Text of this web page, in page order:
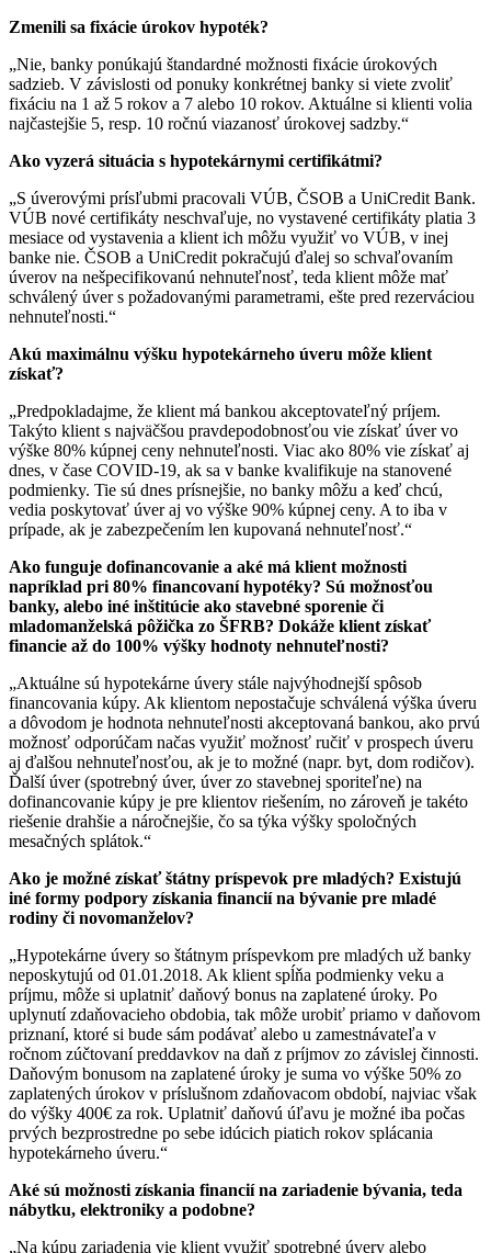
Zmenili sa fixácie úrokov hypoték?
„Nie, banky ponúkajú štandardné možnosti fixácie úrokových
sadzieb. V závislosti od ponuky konkrétnej banky si viete zvoliť
fixáciu na 1 až 5 rokov a 7 alebo 10 rokov. Aktuálne si klienti volia
najčastejšie 5, resp. 10 ročnú viazanosť úrokovej sadzby.“
Ako vyzerá situácia s hypotekárnymi certifikátmi?
„S úverovými prísľubmi pracovali VÚB, ČSOB a UniCredit Bank.
VÚB nové certifikáty neschvaľuje, no vystavené certifikáty platia 3
mesiace od vystavenia a klient ich môžu využiť vo VÚB, v inej
banke nie. ČSOB a UniCredit pokračujú ďalej so schvaľovaním
úverov na nešpecifikovanú nehnuteľnosť, teda klient môže mať
schválený úver s požadovanými parametrami, ešte pred rezerváciou
nehnuteľnosti.“
Akú maximálnu výšku hypotekárneho úveru môže klient
získať?
„Predpokladajme, že klient má bankou akceptovateľný príjem.
Takýto klient s najväčšou pravdepodobnosťou vie získať úver vo
výške 80% kúpnej ceny nehnuteľnosti. Viac ako 80% vie získať aj
dnes, v čase COVID-19, ak sa v banke kvalifikuje na stanovené
podmienky. Tie sú dnes prísnejšie, no banky môžu a keď chcú,
vedia poskytovať úver aj vo výške 90% kúpnej ceny. A to iba v
prípade, ak je zabezpečením len kupovaná nehnuteľnosť.“
Ako funguje dofinancovanie a aké má klient možnosti
napríklad pri 80% financovaní hypotéky? Sú možnosťou
banky, alebo iné inštitúcie ako stavebné sporenie či
mladomanželská pôžička zo ŠFRB? Dokáže klient získať
financie až do 100% výšky hodnoty nehnuteľnosti?
„Aktuálne sú hypotekárne úvery stále najvýhodnejší spôsob
financovania kúpy. Ak klientom nepostačuje schválená výška úveru
a dôvodom je hodnota nehnuteľnosti akceptovaná bankou, ako prvú
možnosť odporúčam načas využiť možnosť ručiť v prospech úveru
aj ďalšou nehnuteľnosťou, ak je to možné (napr. byt, dom rodičov).
Ďalší úver (spotrebný úver, úver zo stavebnej sporiteľne) na
dofinancovanie kúpy je pre klientov riešením, no zároveň je takéto
riešenie drahšie a náročnejšie, čo sa týka výšky spoločných
mesačných splátok.“
Ako je možné získať štátny príspevok pre mladých? Existujú
iné formy podpory získania financií na bývanie pre mladé
rodiny či novomanželov?
„Hypotekárne úvery so štátnym príspevkom pre mladých už banky
neposkytujú od 01.01.2018. Ak klient spĺňa podmienky veku a
príjmu, môže si uplatniť daňový bonus na zaplatené úroky. Po
uplynutí zdaňovacieho obdobia, tak môže urobiť priamo v daňovom
priznaní, ktoré si bude sám podávať alebo u zamestnávateľa v
ročnom zúčtovaní preddavkov na daň z príjmov zo závislej činnosti.
Daňovým bonusom na zaplatené úroky je suma vo výške 50% zo
zaplatených úrokov v príslušnom zdaňovacom období, najviac však
do výšky 400€ za rok. Uplatniť daňovú úľavu je možné iba počas
prvých bezprostredne po sebe idúcich piatich rokov splácania
hypotekárneho úveru.“
Aké sú možnosti získania financií na zariadenie bývania, teda
nábytku, elektroniky a podobne?
„Na kúpu zariadenia vie klient využiť spotrebné úvery alebo